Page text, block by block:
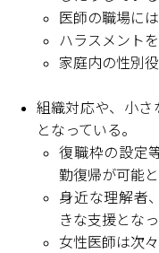
医師の職場に
ハラスメント
家庭内の性別
組織対応や、小さ
となっている。
復職枠の設定
勤復帰が可能と
身近な理解者
きな支援となっ
女性医師は次